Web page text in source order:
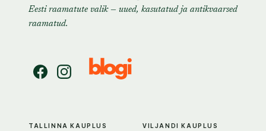
Eesti raamatute valik — uued, kasutatud ja antikvaarsed
raamatud.
TALLINNA KAUPLUS VILJANDI KAUPLUS